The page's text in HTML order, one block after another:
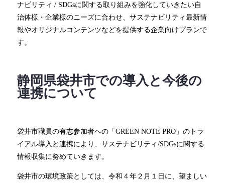
ナビリティ / SDGsに関する取り組みを強化していきたい自
治体様・企業様のニーズに合わせ、サステナビリティ最新情
報やオリジナルコンテンツなどを提供する企業向けプランで
す。
静岡県袋井市での導入と今後の
連携について
袋井市職員の有志参加者への「GREEN NOTE PRO」のトラ
イアル導入と連携により、サステナビリティ/SDGsに関する
情報収集に努めていきます。
袋井市の環境政策としては、令和４年２月１日に、望ましい